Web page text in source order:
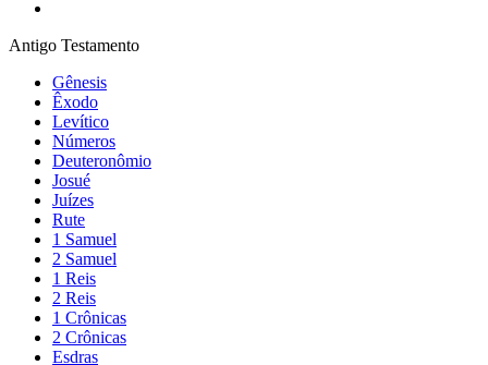
Antigo Testamento
Gênesis
Êxodo
Levítico
Números
Deuteronômio
Josué
Juízes
Rute
1 Samuel
2 Samuel
1 Reis
2 Reis
1 Crônicas
2 Crônicas
Esdras